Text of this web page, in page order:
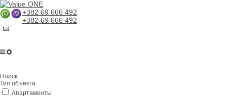
+382 69 666 492
+382 69 666 492
Поиск
Тип объекта
Апартаменты